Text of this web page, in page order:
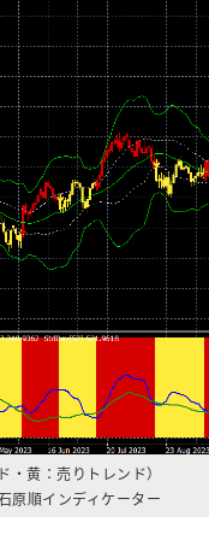
・黄：売りトレンド）
原順インディケーター